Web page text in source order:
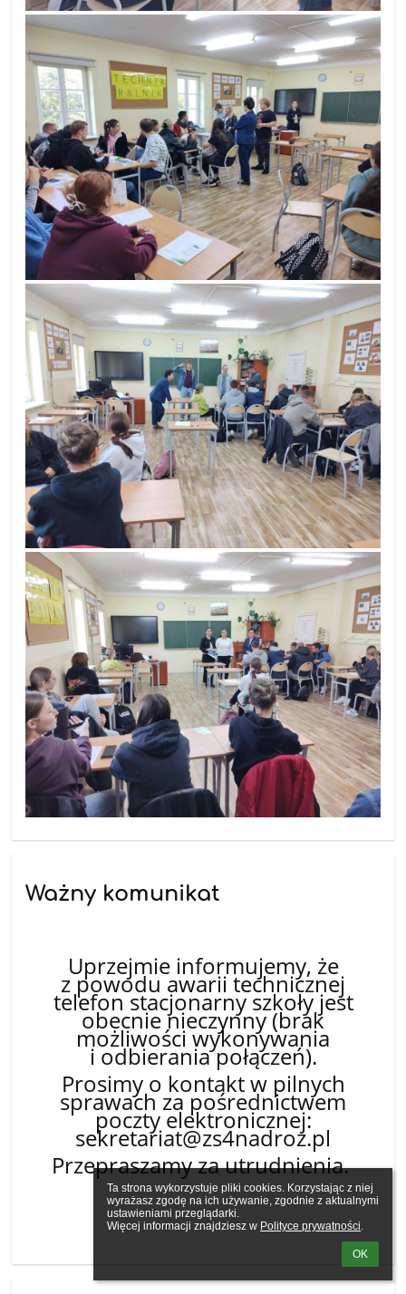
Ta strona wykorzystuje pliki cookies. Korzystając z niej
wyrażasz zgodę na ich używanie, zgodnie z aktualnymi
ustawieniami przeglądarki.
Więcej informacji znajdziesz w Polityce prywatności.
OK
Ważny komunikat
Uprzejmie informujemy, że
z powodu awarii technicznej
telefon stacjonarny szkoły jest
obecnie nieczynny (brak
możliwości wykonywania
i odbierania połączeń).
Prosimy o kontakt w pilnych
sprawach za pośrednictwem
poczty elektronicznej:
sekretariat@zs4nadroz.pl
Przepraszamy za utrudnienia.